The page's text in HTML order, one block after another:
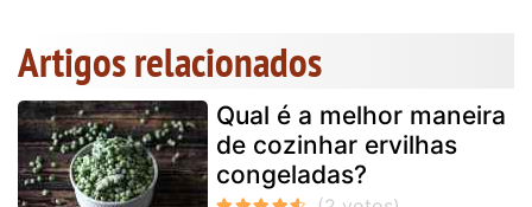
Artigos relacionados
Qual é a melhor maneira
de cozinhar ervilhas
congeladas?